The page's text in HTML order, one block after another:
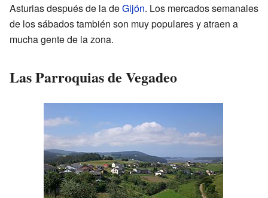
Asturias después de la deGijón. Los mercados semanales
de los sábados también son muy populares y atraen a
mucha gente de la zona.
Las Parroquias de Vegadeo